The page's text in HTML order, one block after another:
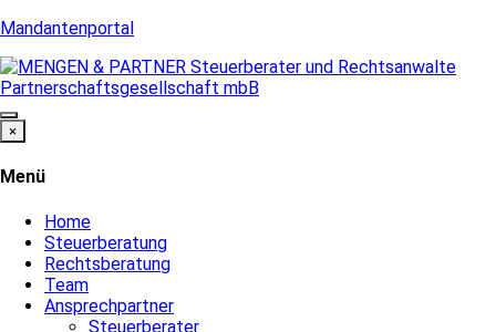
Mandantenportal
×
Menü
Home
Steuerberatung
Rechtsberatung
Team
Ansprechpartner
Steuerberater